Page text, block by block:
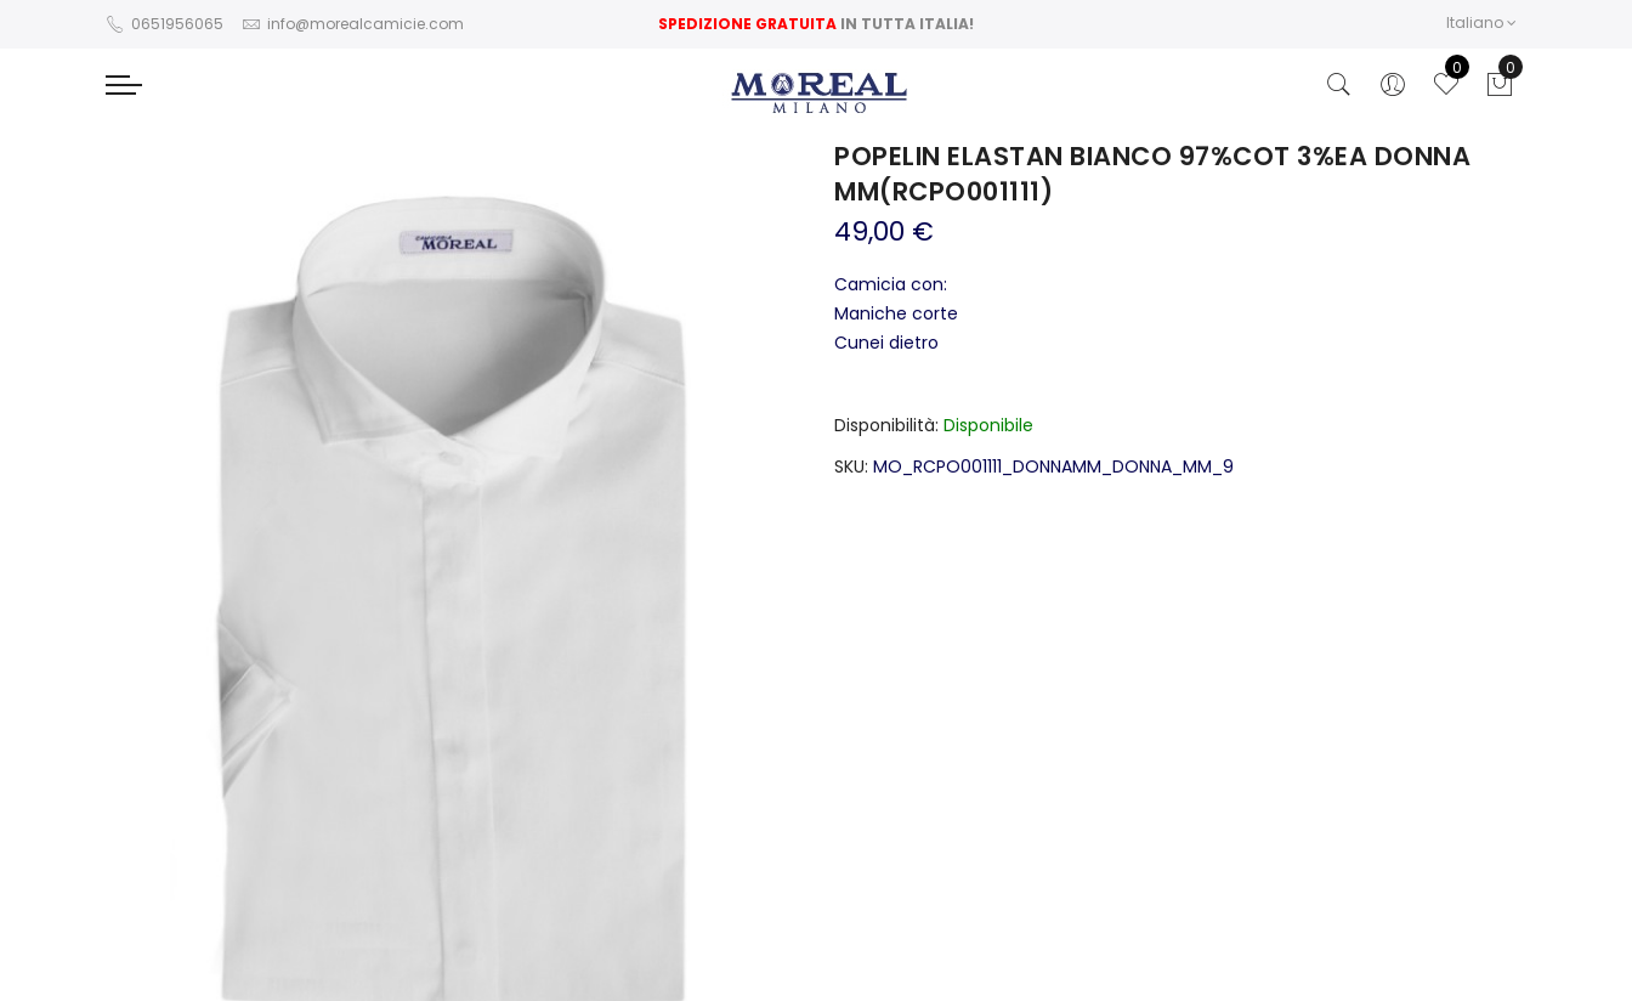
0651956065 info@morealcamicie.com SPEDIZIONE GRATUITA IN TUTTA ITALIA! Italiano
0 0
POPELIN ELASTAN BIANCO 97%COT 3%EA DONNA
MM(RCPO001111)
49,00 €
Camicia con:
Maniche corte
Cunei dietro
Disponibilità Disponibile
SKU MO_RCPO001111_DONNAMM_DONNA_MM_9